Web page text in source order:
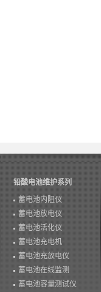
铅酸电池维护系列
蓄电池内阻仪
蓄电池放电仪
蓄电池活化仪
蓄电池充电机
蓄电池充放电仪
蓄电池在线监测
蓄电池容量测试仪